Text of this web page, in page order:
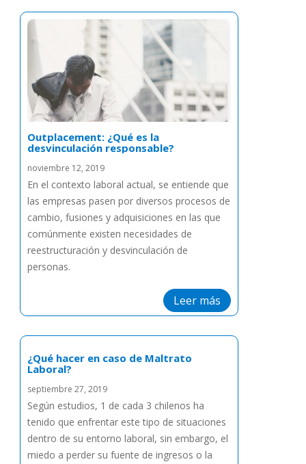
Outplacement: ¿Qué es la
desvinculación responsable?
noviembre 12, 2019
En el contexto laboral actual, se entiende que
las empresas pasen por diversos procesos de
cambio, fusiones y adquisiciones en las que
comúnmente existen necesidades de
reestructuración y desvinculación de
personas.
Leer más
¿Qué hacer en caso de Maltrato
Laboral?
septiembre 27, 2019
Según estudios, 1 de cada 3 chilenos ha
tenido que enfrentar este tipo de situaciones
dentro de su entorno laboral, sin embargo, el
miedo a perder su fuente de ingresos o la